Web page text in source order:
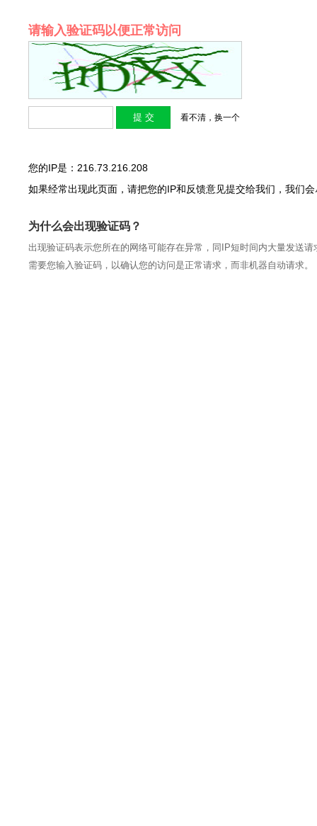
请输入验证码以便正常访问
看不清，换一个
您的IP是：216.73.216.208
如果经常出现此页面，请把您的IP和反馈意见提交给我们，我们
为什么会出现验证码？
出现验证码表示您所在的网络可能存在异常，同IP短时间内大量发送
需要您输入验证码，以确认您的访问是正常请求，而非机器自动请求。